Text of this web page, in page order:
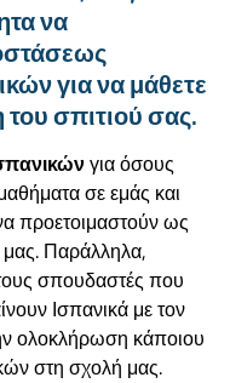
να
για να μάθετε
σπιτιού σας.
για όσους
σε εμάς και
προετοιμαστούν ως
Παράλληλα,
σπουδαστές που
Ισπανικά με τον
ολοκλήρωση κάποιου
στη σχολή μας.